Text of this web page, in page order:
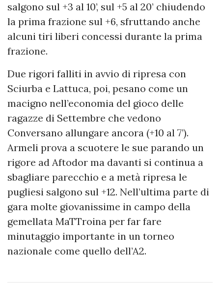
salgono sul +3 al 10’, sul +5 al 20’ chiudendo
la prima frazione sul +6, sfruttando anche
alcuni tiri liberi concessi durante la prima
frazione.
Due rigori falliti in avvio di ripresa con
Sciurba e Lattuca, poi, pesano come un
macigno nell’economia del gioco delle
ragazze di Settembre che vedono
Conversano allungare ancora (+10 al 7’).
Armeli prova a scuotere le sue parando un
rigore ad Aftodor ma davanti si continua a
sbagliare parecchio e a metà ripresa le
pugliesi salgono sul +12. Nell’ultima parte di
gara molte giovanissime in campo della
gemellata MaTTroina per far fare
minutaggio importante in un torneo
nazionale come quello dell’A2.